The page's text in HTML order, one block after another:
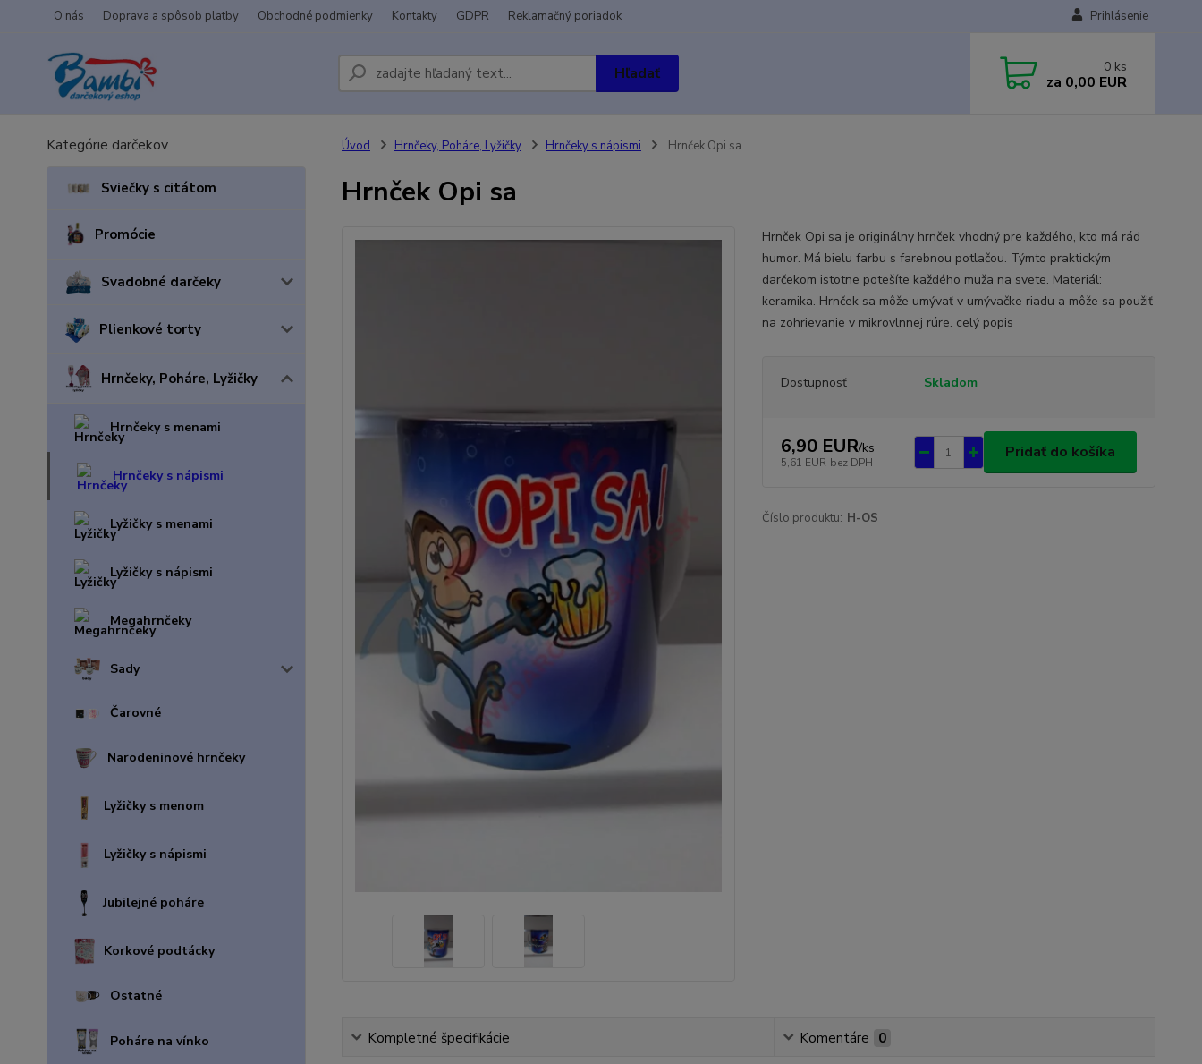
O nás Doprava a spôsob platby Obchodné podmienky Kontakty GDPR Reklamačný poriadok Prihlásenie
Hľadať 0 ks
za 0,00 EUR
Kategórie darčekov
Sviečky s citátom
Promócie
Svadobné darčeky
Plienkové torty
Hrnčeky, Poháre, Lyžičky
Hrnčeky s menami
Hrnčeky s nápismi
Lyžičky s menami
Lyžičky s nápismi
Megahrnčeky
Sady
Čarovné
Narodeninové hrnčeky
Lyžičky s menom
Lyžičky s nápismi
Jubilejné poháre
Korkové podtácky
Ostatné
Poháre na vínko
Úvod Hrnčeky, Poháre, Lyžičky Hrnčeky s nápismi Hrnček Opi sa
Hrnček Opi sa
Hrnček Opi sa je originálny hrnček vhodný pre každého, kto má rád
humor. Má bielu farbu s farebnou potlačou. Týmto praktickým
darčekom istotne potešíte každého muža na svete. Materiál:
keramika. Hrnček sa môže umývať v umývačke riadu a môže sa použiť
na zohrievanie v mikrovlnnej rúre. celý popis
Dostupnosť Skladom
6,90 EUR/ks
5,61 EUR bez DPH
Pridať do košíka
Číslo produktu: H-OS
Kompletné špecifikácie Komentáre 0